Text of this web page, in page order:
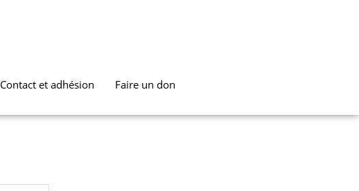
Contact et adhésion Faire un don